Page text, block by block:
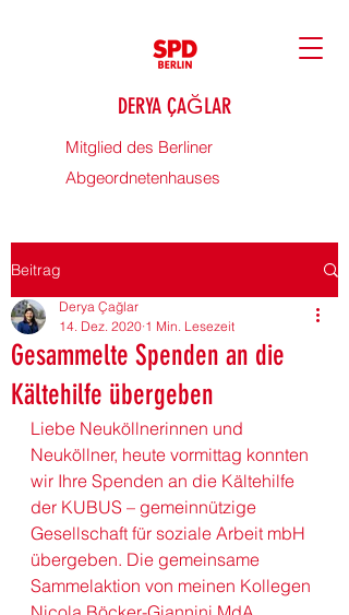
DERYA ÇAĞLAR
Mitglied des Berliner
Abgeordnetenhauses
Beitrag
Gesammelte Spenden an die
Kältehilfe übergeben
Derya Çağlar
14. Dez. 2020 1 Min. Lesezeit
Liebe Neuköllnerinnen und
Neuköllner, heute vormittag konnten
wir Ihre Spenden an die Kältehilfe
der KUBUS – gemeinnützige
Gesellschaft für soziale Arbeit mbH
übergeben. Die gemeinsame
Sammelaktion von meinen Kollegen